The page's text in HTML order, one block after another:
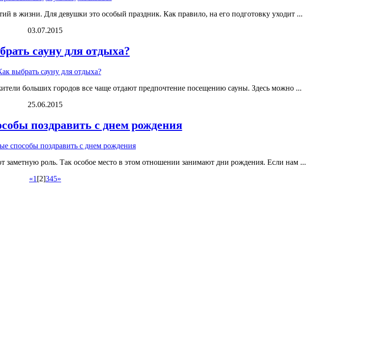
в жизни. Для девушки это особый праздник. Как правило, на его подготовку уходит ...
03.07.2015
сауну для отдыха?
больших городов все чаще отдают предпочтение посещению сауны. Здесь можно ...
25.06.2015
поздравить с днем рождения
заметную роль. Так особое место в этом отношении занимают дни рождения. Если нам ...
«1 [2]345»